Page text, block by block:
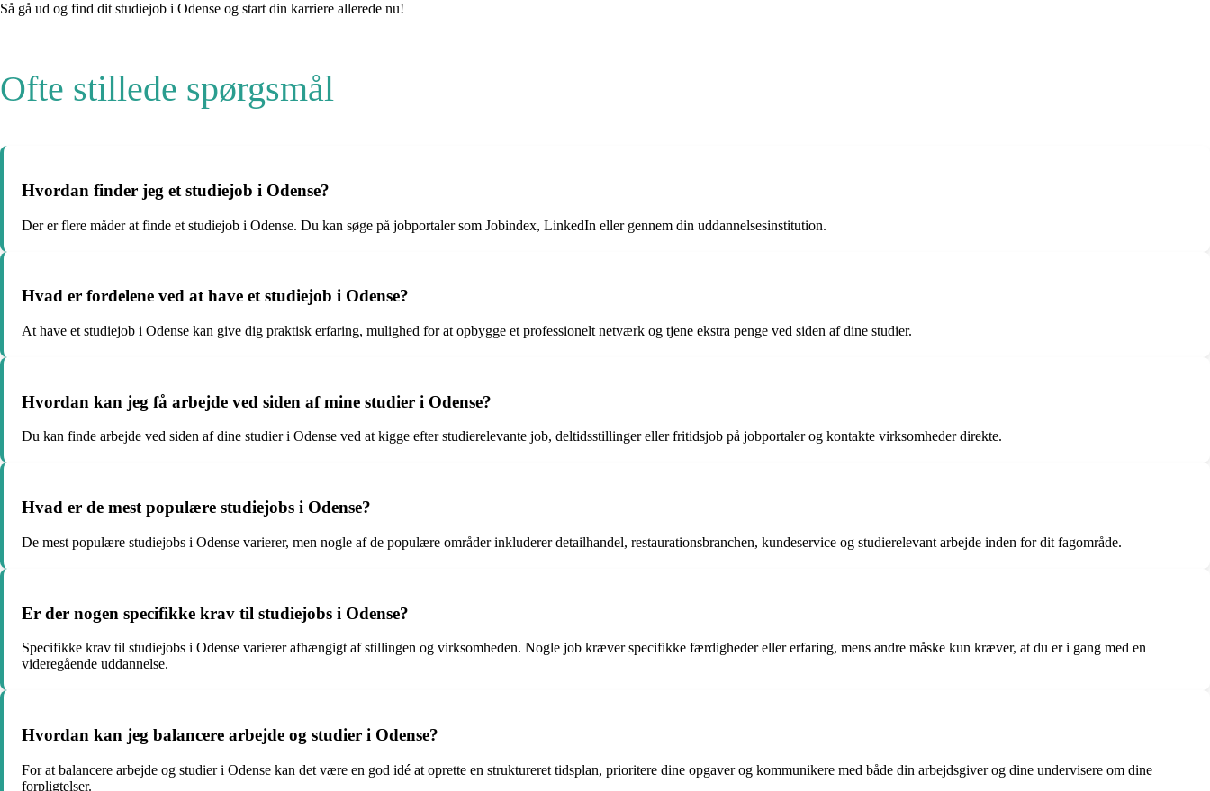
Så gå ud og find dit studiejob i Odense og start din karriere allerede nu!
Ofte stillede spørgsmål
Hvordan finder jeg et studiejob i Odense?
Der er flere måder at finde et studiejob i Odense. Du kan søge på jobportaler som Jobindex, LinkedIn eller gennem din uddannelsesinstitution.
Hvad er fordelene ved at have et studiejob i Odense?
At have et studiejob i Odense kan give dig praktisk erfaring, mulighed for at opbygge et professionelt netværk og tjene ekstra penge ved siden af dine studier.
Hvordan kan jeg få arbejde ved siden af mine studier i Odense?
Du kan finde arbejde ved siden af dine studier i Odense ved at kigge efter studierelevante job, deltidsstillinger eller fritidsjob på jobportaler og kontakte virksomheder direkte.
Hvad er de mest populære studiejobs i Odense?
De mest populære studiejobs i Odense varierer, men nogle af de populære områder inkluderer detailhandel, restaurationsbranchen, kundeservice og studierelevant arbejde inden for dit fagområde.
Er der nogen specifikke krav til studiejobs i Odense?
Specifikke krav til studiejobs i Odense varierer afhængigt af stillingen og virksomheden. Nogle job kræver specifikke færdigheder eller erfaring, mens andre måske kun kræver, at du er i gang med en
videregående uddannelse.
Hvordan kan jeg balancere arbejde og studier i Odense?
For at balancere arbejde og studier i Odense kan det være en god idé at oprette en struktureret tidsplan, prioritere dine opgaver og kommunikere med både din arbejdsgiver og dine undervisere om dine
forpligtelser.